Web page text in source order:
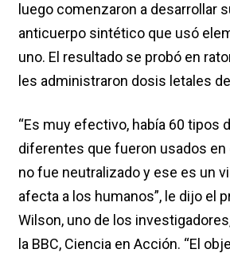
luego comenzaron a desarrollar
anticuerpo sintético que usó
uno. El resultado se probó en
les administraron dosis letales
“Es muy efectivo, había 60 tipos
diferentes que fueron usados en
no fue neutralizado y ese es un
afecta a los humanos”, le dijo el
Wilson, uno de los
la BBC, Ciencia en Acción. “El